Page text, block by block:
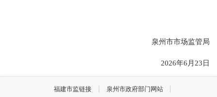
泉州市市场监管局
2026年6月23日
福建市监链接 泉州市政府部门网站